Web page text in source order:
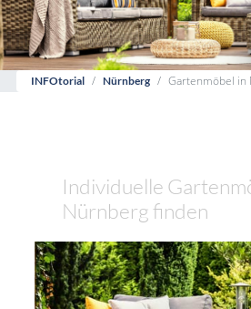
INFOtorial Nürnberg
Gartenmöbel in
Individuelle
Nürnberg finden